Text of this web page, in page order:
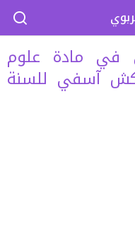
في مادة علوم
آسفي للسنة